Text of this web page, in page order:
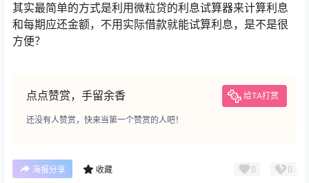
其实最简单的方式是利用微粒贷的利息试算器来计算利息
和每期应还金额，不用实际借款就能试算利息，是不是很
方便？
点点赞赏，手留余香 给TA打赏
还没有人赞赏，快来当第一个赞赏的人吧！
海报分享 收藏 0 0